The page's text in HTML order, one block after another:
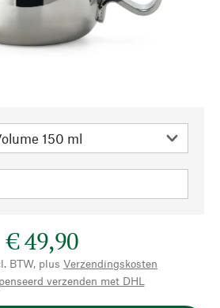
€ 49,90
BTW, plus Verzendingskosten
verzenden met DHL